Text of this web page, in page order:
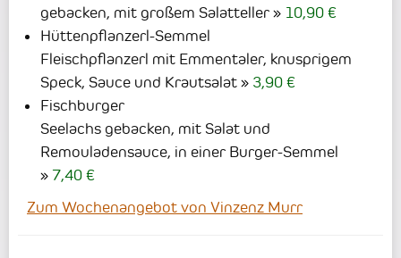
gebacken, mit großem Salatteller
10,90 €
Hüttenpflanzerl-Semmel
Fleischpflanzerl mit Emmentaler, knusprigem
Speck, Sauce und Krautsalat
3,90 €
Fischburger
Seelachs gebacken, mit Salat und
Remouladensauce, in einer Burger-Semmel
7,40 €
Zum Wochenangebot von Vinzenz Murr